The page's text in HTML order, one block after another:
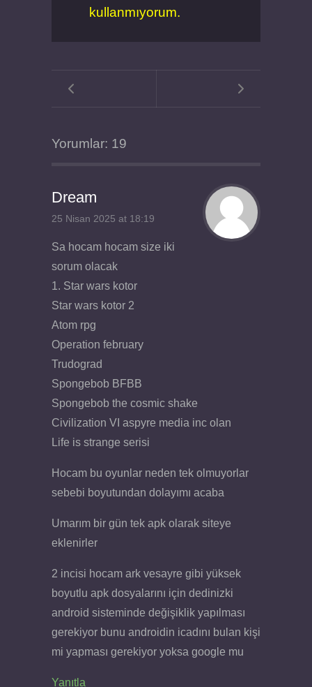
kullanmıyorum.
Yorumlar: 19
Dream
25 Nisan 2025 at 18:19
Sa hocam hocam size iki
sorum olacak
1. Star wars kotor
Star wars kotor 2
Atom rpg
Operation february
Trudograd
Spongebob BFBB
Spongebob the cosmic shake
Civilization VI aspyre media inc olan
Life is strange serisi
Hocam bu oyunlar neden tek olmuyorlar
sebebi boyutundan dolayımı acaba
Umarım bir gün tek apk olarak siteye
eklenirler
2 incisi hocam ark vesayre gibi yüksek
boyutlu apk dosyalarını için dedinizki
android sisteminde değişiklik yapılması
gerekiyor bunu androidin icadını bulan kişi
mi yapması gerekiyor yoksa google mu
Yanıtla